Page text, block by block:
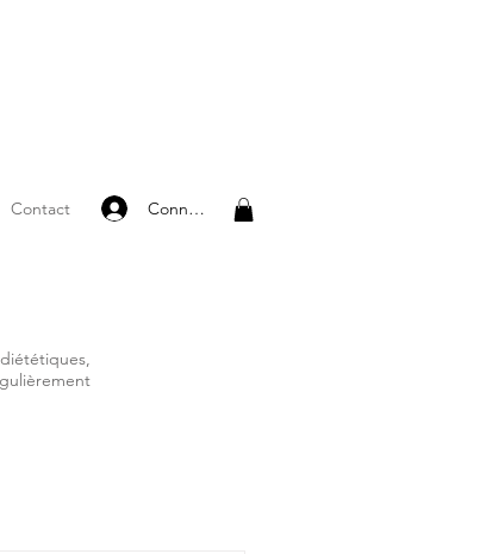
Contact Connexion